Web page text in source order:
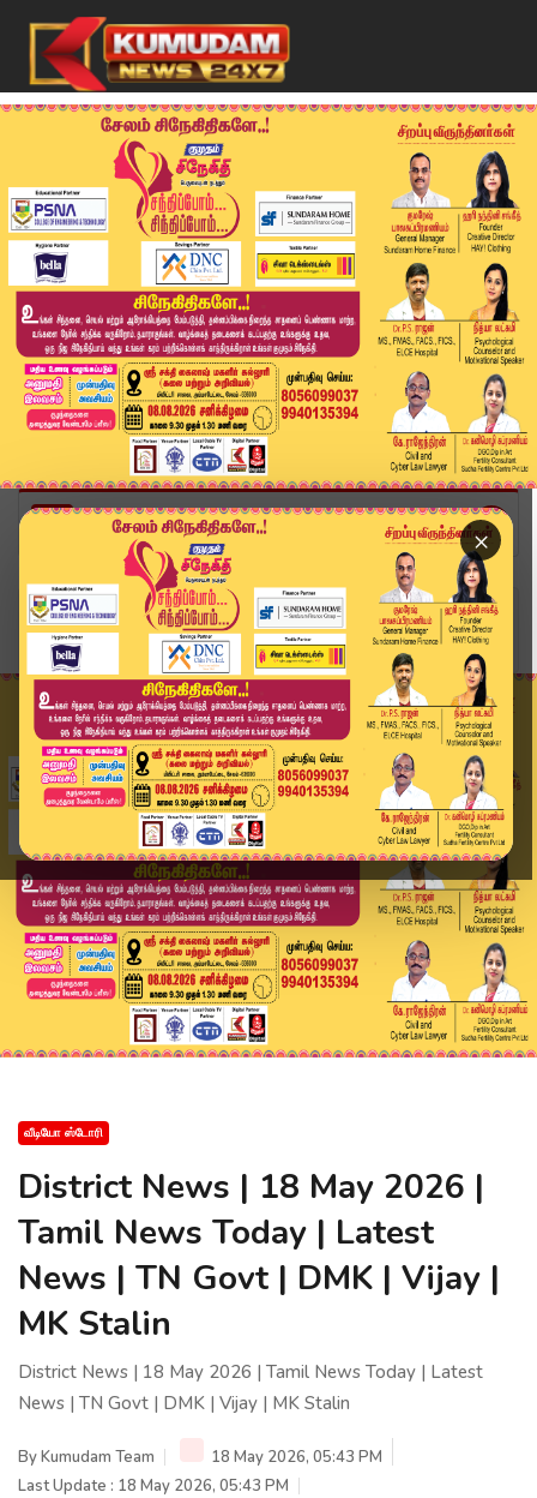
×
Home
வீடியோ ஸ்டோரி
District News | 18 May 2026 | Tamil News Today ...
வீடியோ ஸ்டோரி
District News | 18 May 2026 |
Tamil News Today | Latest
News | TN Govt | DMK | Vijay |
MK Stalin
District News | 18 May 2026 | Tamil News Today | Latest
News | TN Govt | DMK | Vijay | MK Stalin
ByKumudam Team
18 May 2026, 05:43 PM
Last Update : 18 May 2026, 05:43 PM